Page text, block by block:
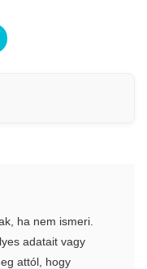
ha nem ismeri.
adatait vagy
attól, hogy